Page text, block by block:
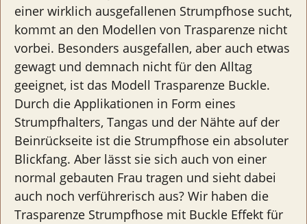
einer wirklich ausgefallenen Strumpfhose sucht,
kommt an den Modellen von Trasparenze nicht
vorbei. Besonders ausgefallen, aber auch etwas
gewagt und demnach nicht für den Alltag
geeignet, ist das Modell Trasparenze Buckle.
Durch die Applikationen in Form eines
Strumpfhalters, Tangas und der Nähte auf der
Beinrückseite ist die Strumpfhose ein absoluter
Blickfang. Aber lässt sie sich auch von einer
normal gebauten Frau tragen und sieht dabei
auch noch verführerisch aus? Wir haben die
Trasparenze Strumpfhose mit Buckle Effekt für